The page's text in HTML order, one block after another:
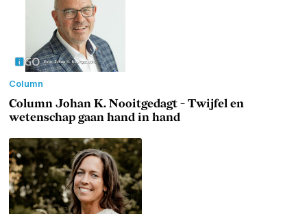
Column
Column Johan K. Nooitgedagt - Twijfel en
wetenschap gaan hand in hand